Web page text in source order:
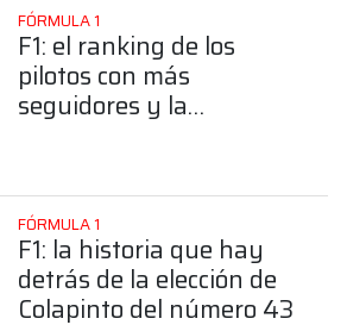
FÓRMULA 1
F1: el ranking de los
pilotos con más
seguidores y la
FÓRMULA 1
F1: la historia que hay
detrás de la elección de
Colapinto del número 43